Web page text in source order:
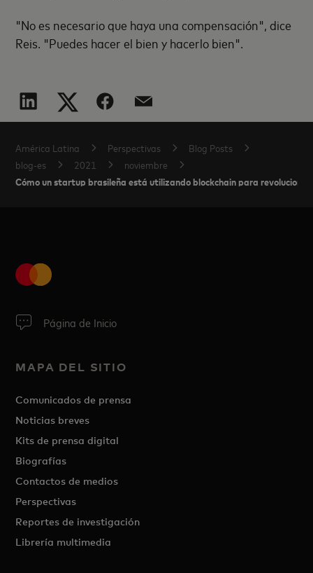
"No es necesario que haya una compensación", dice
Reis. "Puedes hacer el bien y hacerlo bien".
América Latina Perspectivas
Blog Posts
blog-es
2021 noviembre
Cómo un startup brasileña está utilizando blockchain para revolucionar
Página de Inicio
MAPA DEL SITIO
Comunicados de prensa
Noticias breves
Kits de prensa digital
Biografías
Contactos de medios
Perspectivas
Reportes de investigación
Librería multimedia